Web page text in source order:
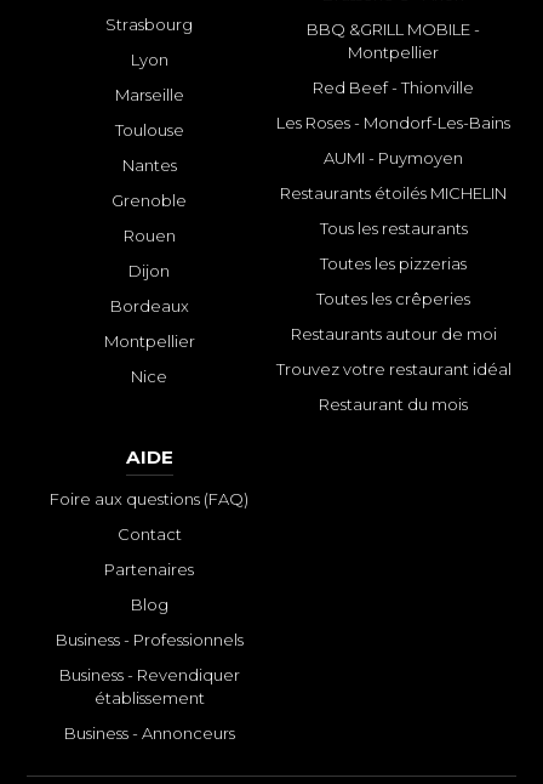
Strasbourg
Lyon
Marseille
Toulouse
Nantes
Grenoble
Rouen
Dijon
Bordeaux
Montpellier
Nice
BBQ &GRILL MOBILE -
Montpellier
Red Beef - Thionville
Les Roses - Mondorf-Les-Bains
AUMI - Puymoyen
Restaurants étoilés MICHELIN
Tous les restaurants
Toutes les pizzerias
Toutes les crêperies
Restaurants autour de moi
Trouvez votre restaurant idéal
Restaurant du mois
AIDE
Foire aux questions (FAQ)
Contact
Partenaires
Blog
Business - Professionnels
Business - Revendiquer
établissement
Business - Annonceurs